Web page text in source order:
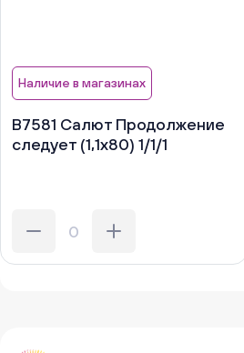
Наличие в магазинах
В7581 Салют Продолжение
следует (1,1х80) 1/1/1